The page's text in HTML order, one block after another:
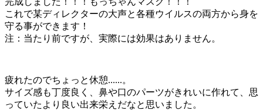
これで某ディレクターの大声と各種ウイルスの両方から身を
守る事ができます！
注：当たり前ですが、実際には効果はありません。
疲れたのでちょっと休憩......。
サイズ感も丁度良く、鼻や口のパーツがきれいに作れて、 思
っていたより良い出来栄えだなと思いました。